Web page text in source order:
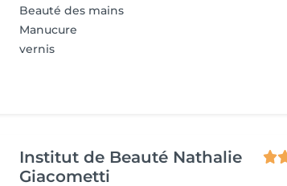
Beauté des mains
Manucure
vernis
Institut de Beauté Nathalie
Giacometti